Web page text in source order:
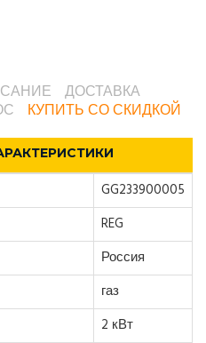
ДОСТАВКА
КУПИТЬ СО СКИДКОЙ
GG233900005
REG
Россия
газ
2 кВт